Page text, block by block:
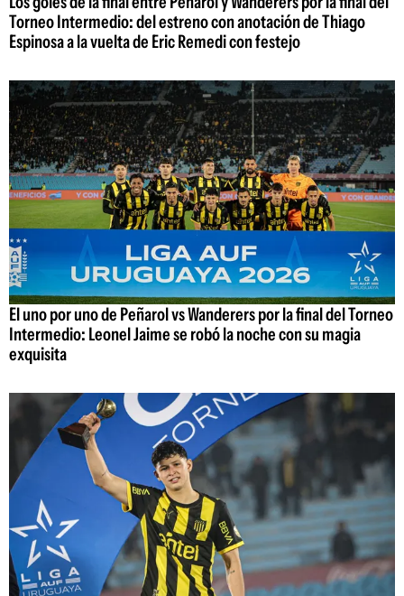
Torneo Intermedio: del estreno con anotación de Thiago
Espinosa a la vuelta de Eric Remedi con festejo
El uno por uno de Peñarol vs Wanderers por la final del Torneo
Intermedio: Leonel Jaime se robó la noche con su magia
exquisita